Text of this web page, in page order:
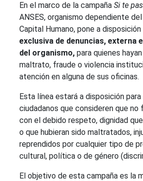
En el marco de la campaña Si te
ANSES, organismo dependiente
Capital Humano, pone a disposición
exclusiva de denuncias, externa
del organismo, para quienes
maltrato, fraude o violencia
atención en alguna de sus oficinas.
Esta línea estará a disposición
ciudadanos que consideren que
con el debido respeto, dignidad
o que hubieran sido maltratados,
reprendidos por cualquier tipo de
cultural, política o de género
El objetivo de esta campaña es la